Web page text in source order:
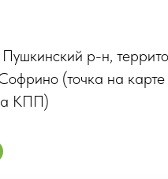
р-н,
(точка на карте
КПП)